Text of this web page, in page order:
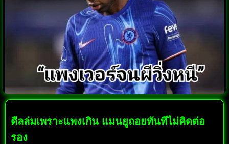
ดีลล่มเพราะแพงเกิน แมนยูถอยทันทีไม่คิดต่อ
รอง